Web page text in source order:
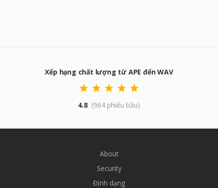
Xếp hạng chất lượng từ APE đến WAV
4.8 (964 phiếu bầu)
About
Security
Định dạng